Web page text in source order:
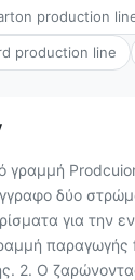
production
production line
γραμμή
δύο
για την
παραγωγής
2. Ο